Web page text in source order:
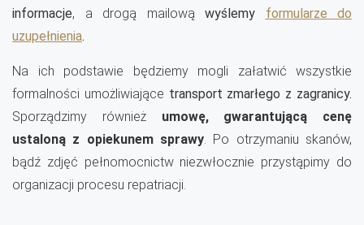
informacje, a drogą mailową wyślemy formularze do
uzupełnienia.
Na ich podstawie będziemy mogli załatwić wszystkie
formalności umożliwiające transport zmarłego z zagranicy.
Sporządzimy równieżumowę, gwarantującą cenę
ustaloną z opiekunem sprawy . Po otrzymaniu skanów,
bądź zdjęć pełnomocnictw niezwłocznie przystąpimy do
organizacji procesu repatriacji.